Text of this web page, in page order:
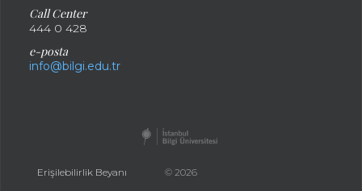
Call Center
444 0 428
e-posta
info@bilgi.edu.tr
Erişilebilirlik Beyanı © 2026